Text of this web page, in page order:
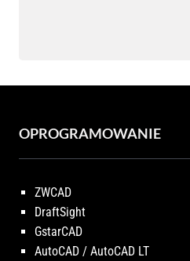
OPROGRAMOWANIE
ZWCAD
DraftSight
GstarCAD
AutoCAD / AutoCAD LT